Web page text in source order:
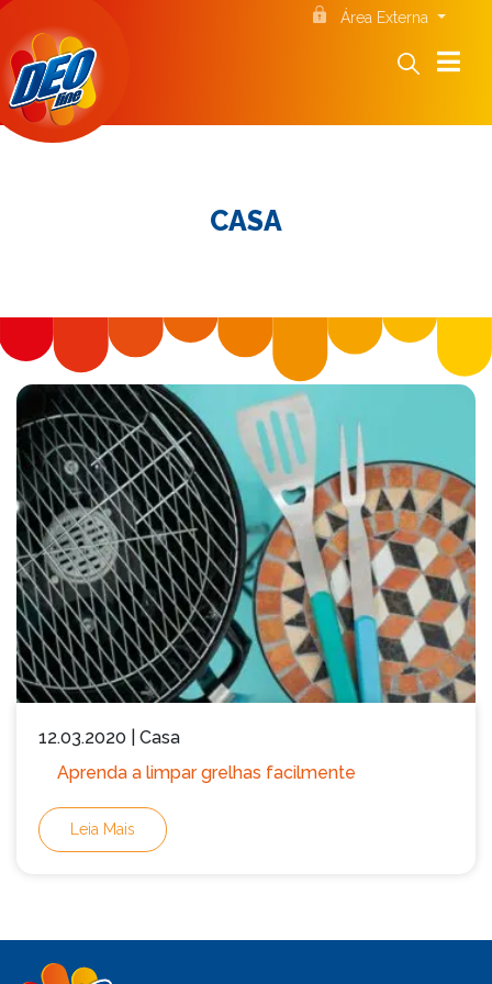
Área Externa
CASA
12.03.2020 | Casa
Aprenda a limpar grelhas facilmente
Leia Mais